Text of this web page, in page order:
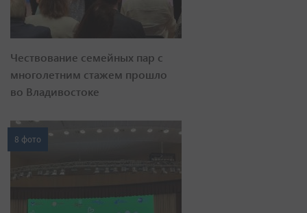
Чествование семейных пар с
многолетним стажем прошло
во Владивостоке
8 фото